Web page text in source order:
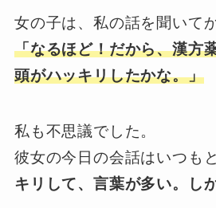
女の子は、私の話を聞いて
「なるほど！だから、漢方
頭がハッキリしたかな。」
私も不思議でした。
彼女の今日の会話はいつも
キリして、言葉が多い。し